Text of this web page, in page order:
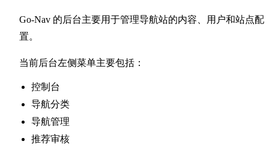
Go-Nav 的后台主要用于管理导航站的内容、用户和站点配
置。
当前后台左侧菜单主要包括：
控制台
导航分类
导航管理
推荐审核